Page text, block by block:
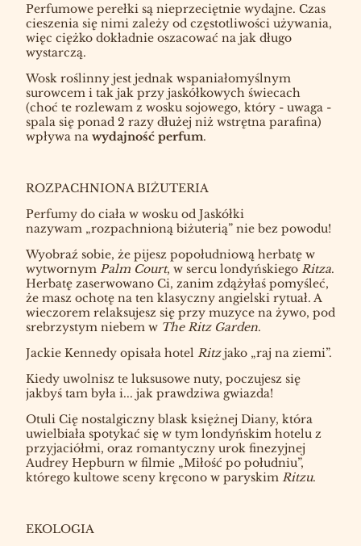
Perfumowe perełki są nieprzeciętnie wydajne. Czas
cieszenia się nimi zależy od częstotliwości używania,
więc ciężko dokładnie oszacować na jak długo
wystarczą.
Wosk roślinny jest jednak wspaniałomyślnym
surowcem i tak jak przy jaskółkowych świecach
(choć te rozlewam z wosku sojowego, który - uwaga -
spala się ponad 2 razy dłużej niż wstrętna parafina)
wpływa na wydajność perfum.
ROZPACHNIONA BIŻUTERIA
Perfumy do ciała w wosku od Jaskółki
nazywam „rozpachnioną biżuterią” nie bez powodu!
Wyobraź sobie, że pijesz popołudniową herbatę w
wytwornym Palm Court, w sercu londyńskiego Ritza.
Herbatę zaserwowano Ci, zanim zdążyłaś pomyśleć,
że masz ochotę na ten klasyczny angielski rytuał. A
wieczorem relaksujesz się przy muzyce na żywo, pod
srebrzystym niebem w The Ritz Garden.
Jackie Kennedy opisała hotel Ritzjako „raj na ziemi”.
Kiedy uwolnisz te luksusowe nuty, poczujesz się
jakbyś tam była i... jak prawdziwa gwiazda!
Otuli Cię nostalgiczny blask księżnej Diany, która
uwielbiała spotykać się w tym londyńskim hotelu z
przyjaciółmi, oraz romantyczny urok finezyjnej
Audrey Hepburn w filmie „Miłość po południu”,
którego kultowe sceny kręcono w paryskim Ritzu.
EKOLOGIA